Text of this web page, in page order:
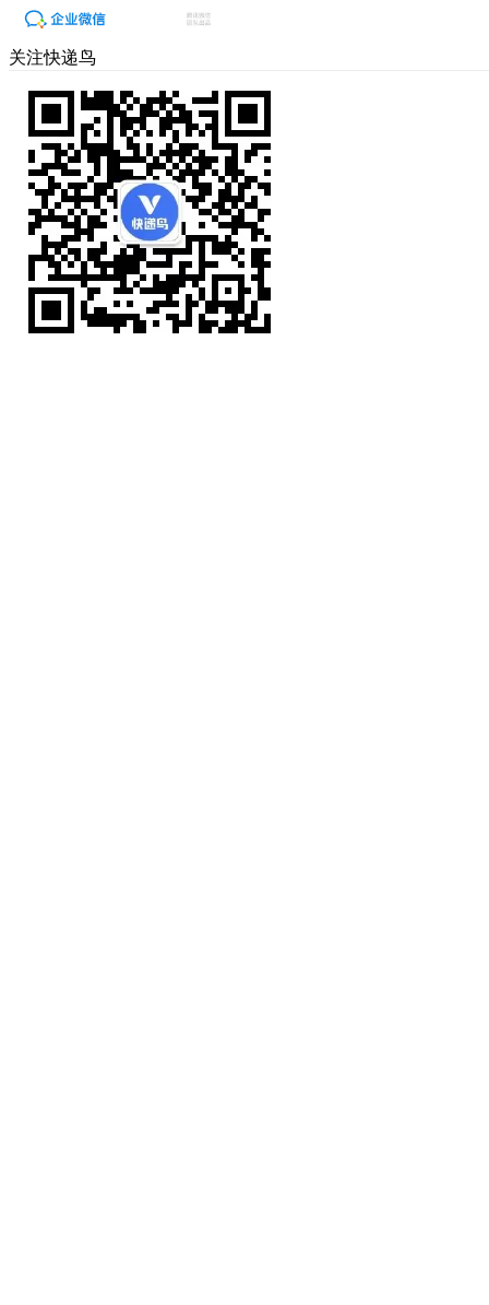
关注快递鸟